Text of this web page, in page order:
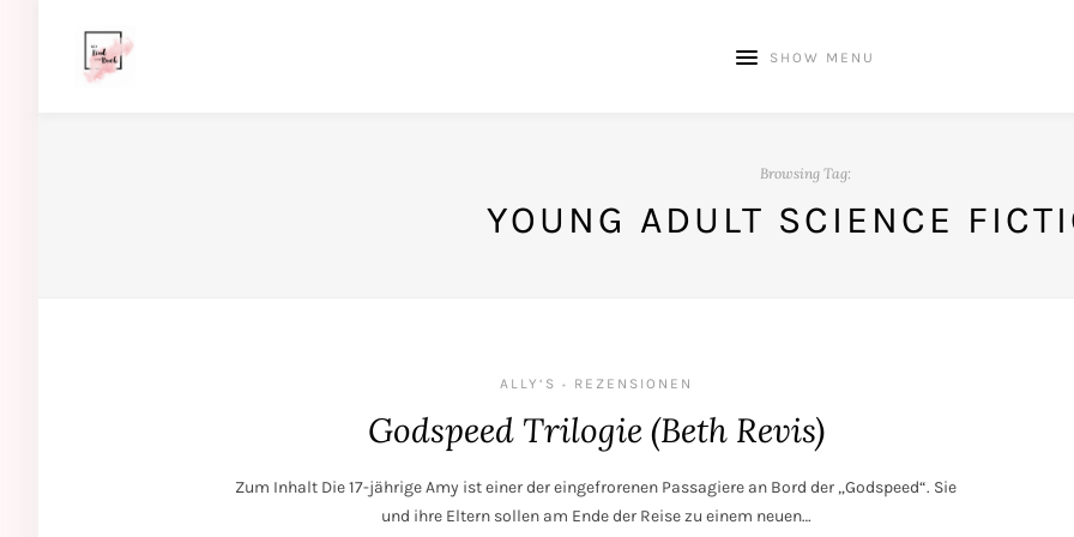
SHOW MENU
Browsing Tag:
YOUNG ADULT SCIENCE
ALLY‘S • REZENSIONEN
Godspeed Trilogie (Beth Revis)
Zum Inhalt Die 17-jährige Amy ist einer der eingefrorenen Passagiere an Bord der „Godspeed“. Sie
und ihre Eltern sollen am Ende der Reise zu einem neuen…